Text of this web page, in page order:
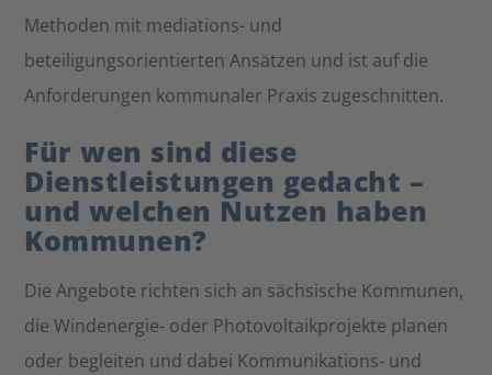
Methoden mit mediations- und
beteiligungsorientierten Ansätzen und ist auf die
Anforderungen kommunaler Praxis zugeschnitten.
Für wen sind diese
Dienstleistungen gedacht –
und welchen Nutzen haben
Kommunen?
Die Angebote richten sich an sächsische Kommunen,
die Windenergie- oder Photovoltaikprojekte planen
oder begleiten und dabei Kommunikations- und